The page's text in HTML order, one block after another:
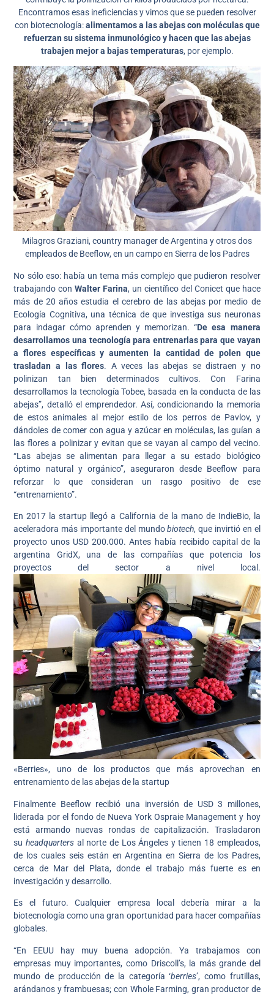
Encontramos esas ineficiencias y vimos que se pueden resolver
con biotecnología:alimentamos a las abejas con moléculas que
refuerzan su sistema inmunológico y hacen que las abejas
trabajen mejor a bajas temperaturas, por ejemplo.
Milagros Graziani, country manager de Argentina y otros dos
empleados de Beeflow, en un campo en Sierra de los Padres
No sólo eso: había un tema más complejo que pudieron resolver
trabajando conWalter Farina, un científico del Conicet que hace
más de 20 años estudia el cerebro de las abejas por medio de
Ecología Cognitiva, una técnica de que investiga sus neuronas
para indagar cómo aprenden y memorizan. “De esa manera
desarrollamos una tecnología para entrenarlas para que vayan
a flores específicas y aumenten la cantidad de polen que
trasladan a las flores. A veces las abejas se distraen y no
polinizan tan bien determinados cultivos. Con Farina
desarrollamos la tecnología Tobee, basada en la conducta de las
abejas”, detalló el emprendedor. Así, condicionando la memoria
de estos animales al mejor estilo de los perros de Pavlov, y
dándoles de comer con agua y azúcar en moléculas, las guían a
las flores a polinizar y evitan que se vayan al campo del vecino.
“Las abejas se alimentan para llegar a su estado biológico
óptimo natural y orgánico”, aseguraron desde Beeflow para
reforzar lo que consideran un rasgo positivo de ese
“entrenamiento”.
En 2017 la startup llegó a California de la mano de IndieBio, la
aceleradora más importante del mundobiotech, que invirtió en el
proyecto unos USD 200.000. Antes había recibido capital de la
argentina GridX, una de las compañías que potencia los
proyectos del sector a nivel local.
«Berries», uno de los productos que más aprovechan en
entrenamiento de las abejas de la startup
Finalmente Beeflow recibió una inversión de USD 3 millones,
liderada por el fondo de Nueva York Ospraie Management y hoy
está armando nuevas rondas de capitalización. Trasladaron
suheadquarters al norte de Los Ángeles y tienen 18 empleados,
de los cuales seis están en Argentina en Sierra de los Padres,
cerca de Mar del Plata, donde el trabajo más fuerte es en
investigación y desarrollo.
Es el futuro. Cualquier empresa local debería mirar a la
biotecnología como una gran oportunidad para hacer compañías
globales.
“En EEUU hay muy buena adopción. Ya trabajamos con
empresas muy importantes, como Driscoll’s, la más grande del
mundo de producción de la categoría ‘berries’, como frutillas,
arándanos y frambuesas; con Whole Farming, gran productor de